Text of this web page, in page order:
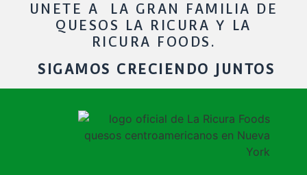
UNETE A LA GRAN FAMILIA DE
QUESOS LA RICURA Y LA
RICURA FOODS.
SIGAMOS CRECIENDO JUNTOS